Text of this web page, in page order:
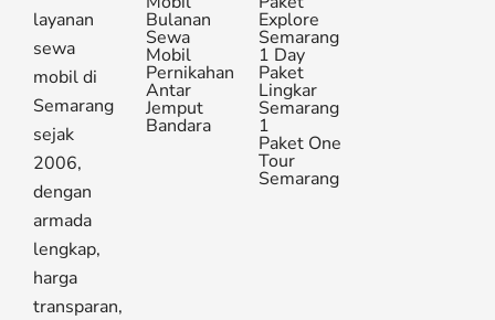
layanan
sewa
mobil di
Semarang
sejak
2006,
dengan
armada
lengkap,
harga
transparan,
Bulanan
Sewa
Mobil
Pernikahan
Antar
Jemput
Bandara
Explore
Semarang
1 Day
Paket
Lingkar
Semarang
1
Paket One
Tour
Semarang